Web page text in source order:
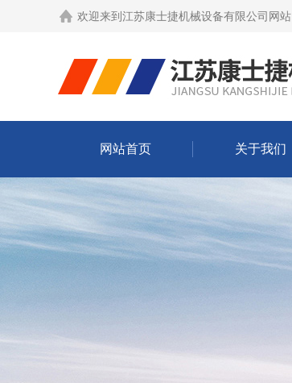
欢迎来到 江苏康士捷机械设备有限公司网站
网站首页 关于我们